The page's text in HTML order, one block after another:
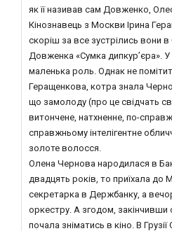
як її називав сам Довженко,
Кінознавець з Москви Ірина
скоріш за все зустрілись вони
Довженка «Сумка дипкур’єра». У
маленька роль. Однак не
Геращенкова, котра знала
що замолоду (про це свідчать
витончене, натхненне, по-
справжньому інтелігентне
золоте волосся.
Олена Чернова народилася в
двадцять років, то приїхала до
секретарка в Держбанку, а
оркестру. А згодом, закінчивши
почала зніматись в кіно. В